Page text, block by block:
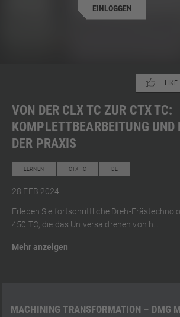
EINLOGGEN
VON DER CLX TC ZUR CTX TC:
KOMPLETTBEARBEITUNG UND
DER PRAXIS
LIKE
LERNEN CTX TC DE
28 FEB 2024
Erleben Sie fortschrittliche Dreh-
450 TC, die das Universaldrehen von h...
Mehr anzeigen
MACHINING TRANSFORMATION – DMG